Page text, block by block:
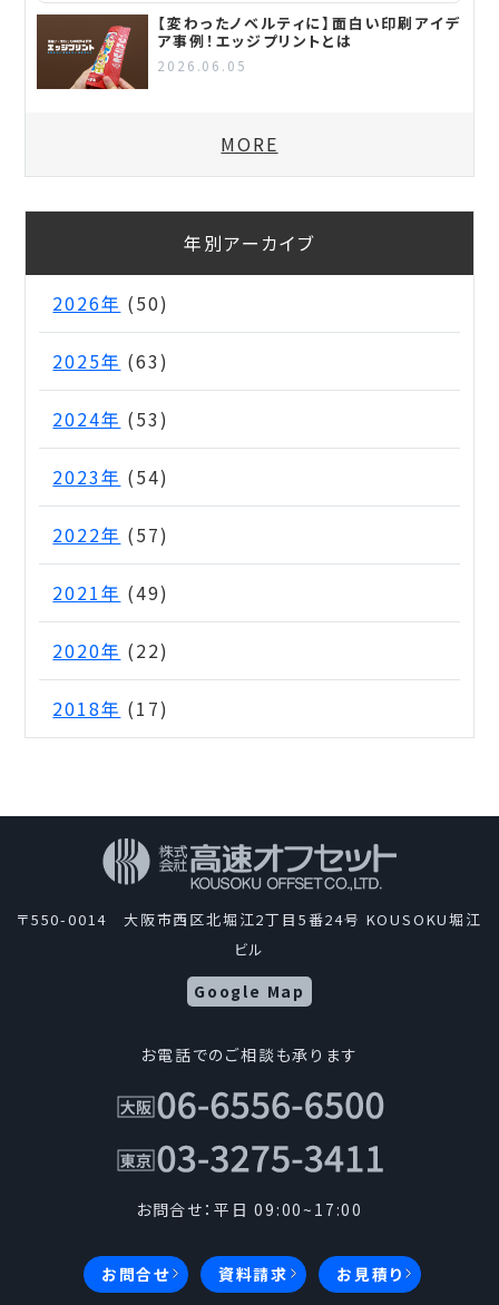
【変わったノベルティに】面白い印刷アイデ
ア事例！エッジプリントとは
2026.06.05
MORE
年別アーカイブ
2026年 (50)
2025年 (63)
2024年 (53)
2023年 (54)
2022年 (57)
2021年 (49)
2020年 (22)
2018年 (17)
〒550-0014 大阪市西区北堀江2丁目5番24号 KOUSOKU堀江
ビル
Google Map
お電話でのご相談も承ります
お問合せ：平日 09:00~17:00
お問合せ 資料請求 お見積り